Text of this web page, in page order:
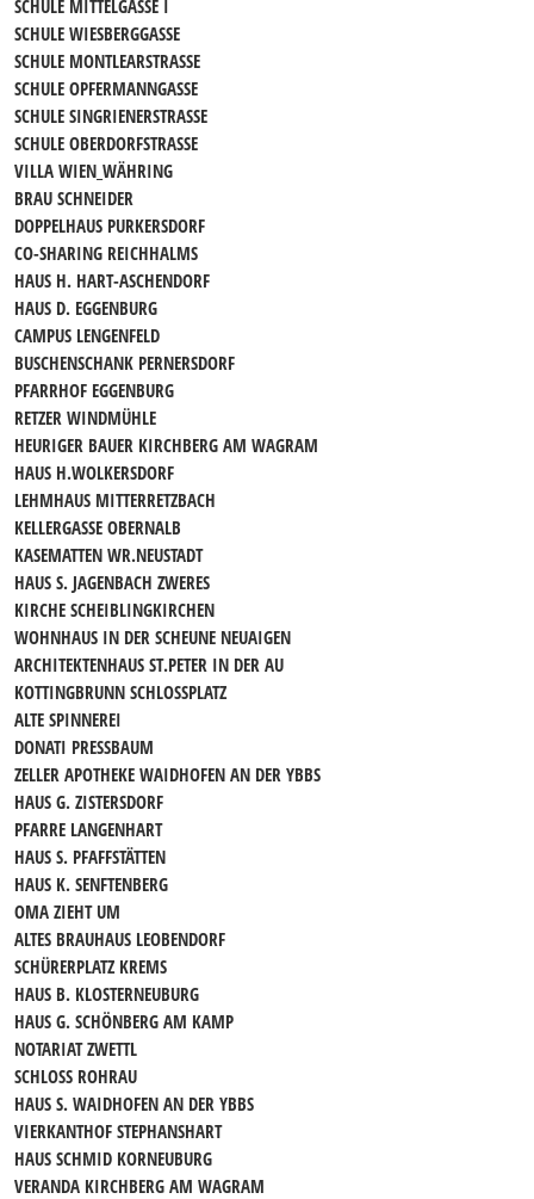
SCHULE MITTELGASSE I
SCHULE WIESBERGGASSE
SCHULE MONTLEARSTRASSE
SCHULE OPFERMANNGASSE
SCHULE SINGRIENERSTRASSE
SCHULE OBERDORFSTRASSE
VILLA WIEN_WÄHRING
BRAU SCHNEIDER
DOPPELHAUS PURKERSDORF
CO-SHARING REICHHALMS
HAUS H. HART-ASCHENDORF
HAUS D. EGGENBURG
CAMPUS LENGENFELD
BUSCHENSCHANK PERNERSDORF
PFARRHOF EGGENBURG
RETZER WINDMÜHLE
HEURIGER BAUER KIRCHBERG AM WAGRAM
HAUS H.WOLKERSDORF
LEHMHAUS MITTERRETZBACH
KELLERGASSE OBERNALB
KASEMATTEN WR.NEUSTADT
HAUS S. JAGENBACH ZWERES
KIRCHE SCHEIBLINGKIRCHEN
WOHNHAUS IN DER SCHEUNE NEUAIGEN
ARCHITEKTENHAUS ST.PETER IN DER AU
KOTTINGBRUNN SCHLOSSPLATZ
ALTE SPINNEREI
DONATI PRESSBAUM
ZELLER APOTHEKE WAIDHOFEN AN DER YBBS
HAUS G. ZISTERSDORF
PFARRE LANGENHART
HAUS S. PFAFFSTÄTTEN
HAUS K. SENFTENBERG
OMA ZIEHT UM
ALTES BRAUHAUS LEOBENDORF
SCHÜRERPLATZ KREMS
HAUS B. KLOSTERNEUBURG
HAUS G. SCHÖNBERG AM KAMP
NOTARIAT ZWETTL
SCHLOSS ROHRAU
HAUS S. WAIDHOFEN AN DER YBBS
VIERKANTHOF STEPHANSHART
HAUS SCHMID KORNEUBURG
VERANDA KIRCHBERG AM WAGRAM